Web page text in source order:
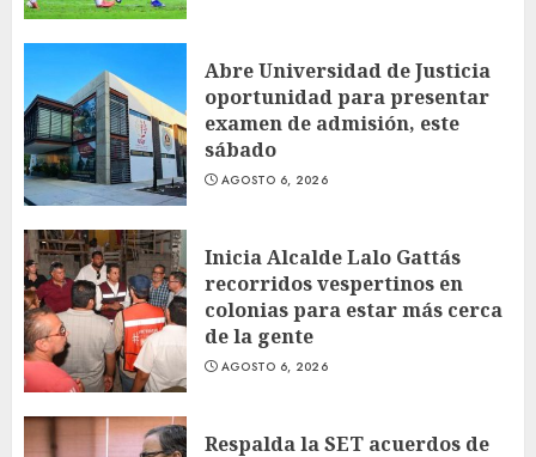
Abre Universidad de Justicia
oportunidad para presentar
examen de admisión, este
sábado
AGOSTO 6, 2026
Inicia Alcalde Lalo Gattás
recorridos vespertinos en
colonias para estar más cerca
de la gente
AGOSTO 6, 2026
Respalda la SET acuerdos de